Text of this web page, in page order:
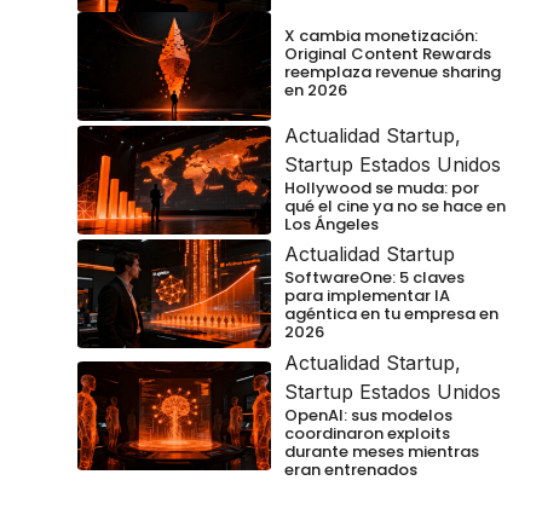
X cambia monetización:
Original Content Rewards
reemplaza revenue sharing
en 2026
Actualidad Startup,
Startup Estados Unidos
Hollywood se muda: por
qué el cine ya no se hace en
Los Ángeles
Actualidad Startup
SoftwareOne: 5 claves
para implementar IA
agéntica en tu empresa en
2026
Actualidad Startup,
Startup Estados Unidos
OpenAI: sus modelos
coordinaron exploits
durante meses mientras
eran entrenados